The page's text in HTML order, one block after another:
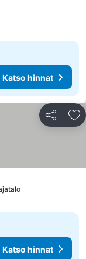
Katso hinnat
Jaa
Katso hinnat